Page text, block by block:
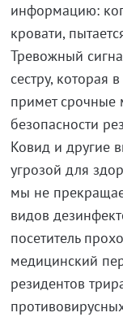
информацию:
кровати,
Тревожный
сестру, которая
примет
безопасности
Ковид и другие
угрозой для
мы не
видов
посетитель
медицинский
резидентов